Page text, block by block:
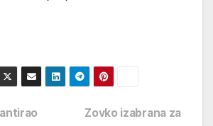
Zovko izabrana za